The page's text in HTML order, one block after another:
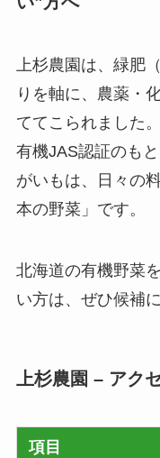
上杉農園は、緑肥
りを軸に、農薬・
ててこられました。
有機JAS認証のも
がいもは、日々の
本の野菜」です。
北海道の有機野菜
い方は、ぜひ候補
上杉農園 – アク
項目